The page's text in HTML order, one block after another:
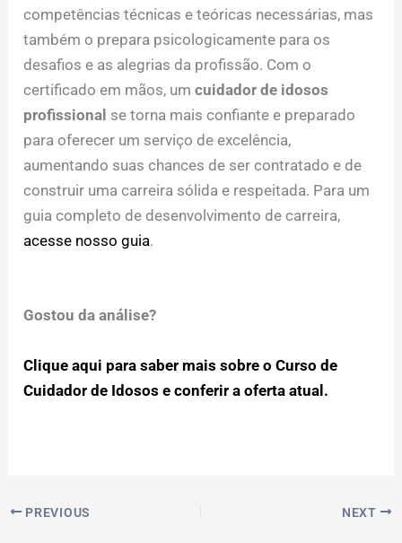
competências técnicas e teóricas necessárias, mas
também o prepara psicologicamente para os
desafios e as alegrias da profissão. Com o
certificado em mãos, umcuidador de idosos
profissional se torna mais confiante e preparado
para oferecer um serviço de excelência,
aumentando suas chances de ser contratado e de
construir uma carreira sólida e respeitada. Para um
guia completo de desenvolvimento de carreira,
acesse nosso guia.
Gostou da análise?
Clique aqui para saber mais sobre o Curso de
Cuidador de Idosos e conferir a oferta atual.
PREVIOUS NEXT